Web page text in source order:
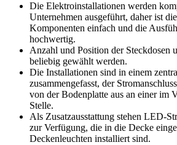
Die Elektroinstallationen werden
Unternehmen ausgeführt, daher ist
Komponenten einfach und die
hochwertig.
Anzahl und Position der Steckdosen
beliebig gewählt werden.
Die Installationen sind in einem
zusammengefasst, der
von der Bodenplatte aus an einer im
Stelle.
Als Zusatzausstattung stehen LED-
zur Verfügung, die in die Decke
Deckenleuchten installiert sind.